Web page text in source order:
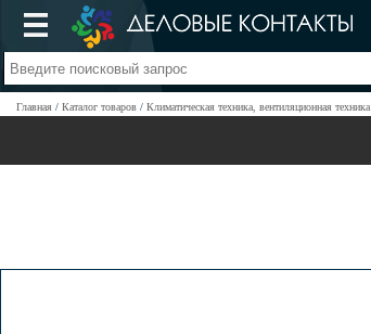
Главная Каталог товаров Климатическая техника, вентиляционная техника